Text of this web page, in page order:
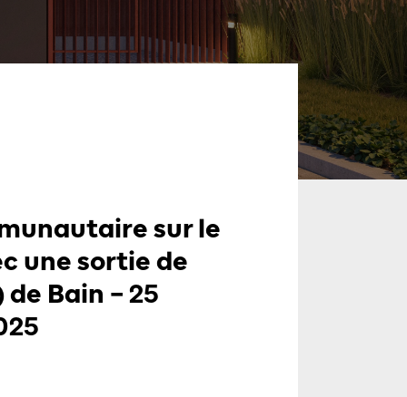
sur le
une sortie de
de Bain – 25